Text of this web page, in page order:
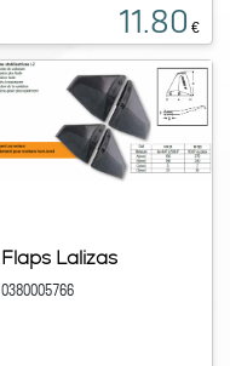
11.80 €
Flaps Lalizas
0380005766